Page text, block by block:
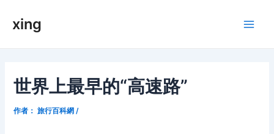
xing
世界上最早的“高速路”
作者： 旅行百科網 /